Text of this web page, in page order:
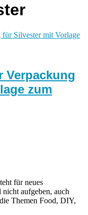
Verpackung
zum
für neues
nicht aufgeben, auch
Themen Food, DIY,